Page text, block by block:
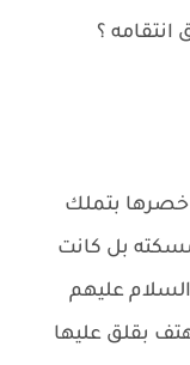
انتقامه ؟
خصرها بتملك
بل كانت
عليهم
هتف بقلق عليها